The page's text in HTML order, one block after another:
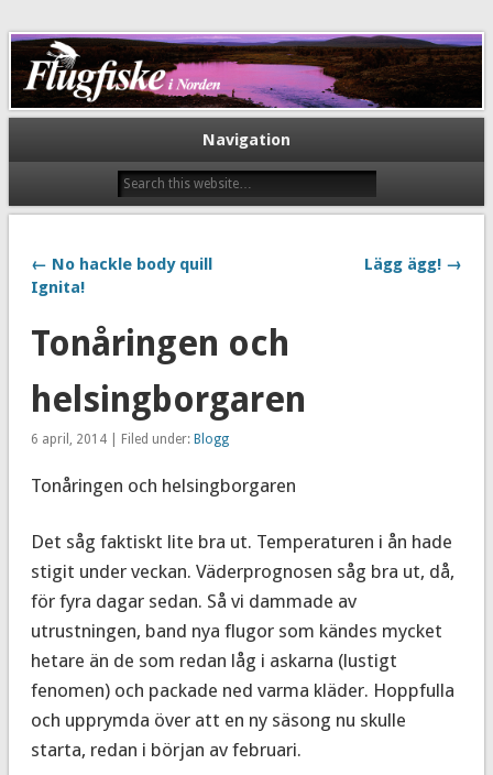
Flugfiske i Norden
Navigation
← No hackle body quill
Ignita!
Lägg ägg! →
Tonåringen och
helsingborgaren
6 april, 2014 | Filed under: Blogg
Tonåringen och helsingborgaren
Det såg faktiskt lite bra ut. Temperaturen i ån hade
stigit under veckan. Väderprognosen såg bra ut, då,
för fyra dagar sedan. Så vi dammade av
utrustningen, band nya flugor som kändes mycket
hetare än de som redan låg i askarna (lustigt
fenomen) och packade ned varma kläder. Hoppfulla
och upprymda över att en ny säsong nu skulle
starta, redan i början av februari.